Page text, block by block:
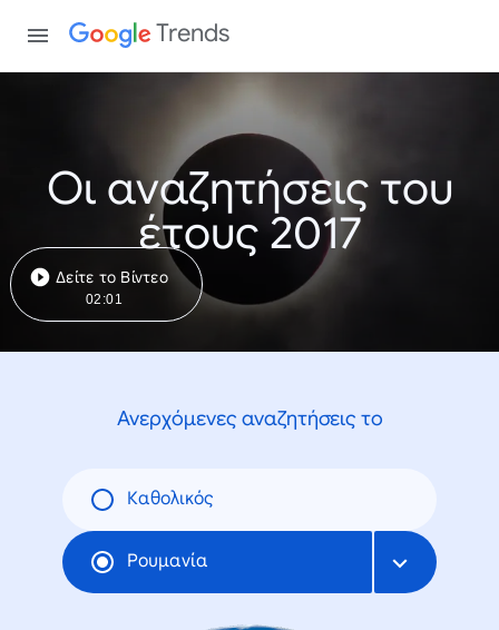
Trends
Οι αναζητήσεις του
έτους 2017
Δείτε το Βίντεο
02:01
Ανερχόμενες αναζητήσεις το
Καθολικός
Ρουμανία